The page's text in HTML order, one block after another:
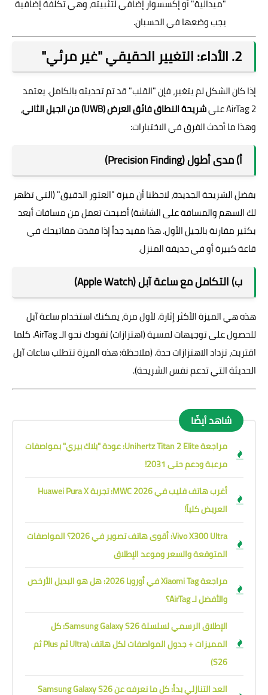
"ميدالية" أو إكسسوار إضافي لتثبيته، وهي تكلفة إضافية
يجب وضعها في الحسبان.
2. الأداء: التغيير الحقيقي "غير مرئي"
إذا كان الشكل لم يتغير، فإن "القلب" قد تم تحديثه بالكامل. يعتمد
AirTag 2 على
شريحة النطاق فائق العرض (UWB) من الجيل الثاني
،
وهذا ما أحدث الفرق في الاختبارات:
أ) مدى أطول (Precision Finding)
بفضل الشريحة الجديدة، لاحظنا أن ميزة "العثور الدقيق" (التي تظهر
لك السهم والمسافة على الشاشة) أصبحت تعمل من مسافات أبعد
بكثير مقارنة بالجيل الأول. هذا مفيد جداً إذا فقدت مفاتيحك في
قاعة كبيرة أو في حديقة المنزل.
ب) التكامل مع ساعة آبل (Apple Watch)
هذه هي الميزة الأكثر إثارة. لأول مرة، يمكنك استخدام ساعة آبل
للحصول على توجيهات لمسية (اهتزازات) تقودك نحو الـ AirTag. كلما
اقتربت، تزداد الاهتزازات حدة. (ملاحظة: هذه الميزة تتطلب ساعات آبل
الحديثة التي تدعم نفس الشريحة).
شاهد أيضًا
مراجعة Unihertz Titan 2 Elite: عودة "بلاك بيري" بمواصفات
مرعبة ودعم حتى 2031!
أغرب هاتف فليب في MWC 2026: تجربة Huawei Pura X
العريض كلياً!
Vivo X300 Ultra: أقوى هاتف تصوير في 2026؟ المواصفات
المتوقعة والسعر وموعد الإطلاق
مراجعة Xiaomi Tag في أوروبا 2026: هل هو البديل الأرخص
والأفضل لـ AirTag؟
الإطلاق الرسمي لسلسلة Samsung Galaxy S26: كل
المميزات + جدول المواصفات لكل هاتف (Ultra ثم Plus ثم
S26)
العد التنازلي بدأ: كل ما نعرفه عن Samsung Galaxy S26